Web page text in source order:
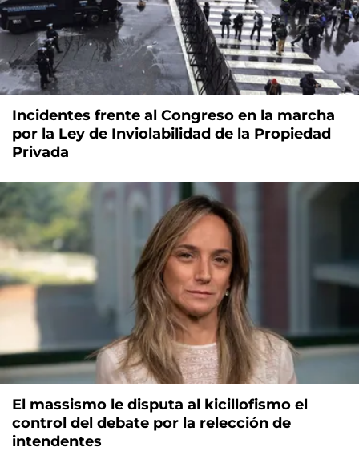
Incidentes frente al Congreso en la marcha
por la Ley de Inviolabilidad de la Propiedad
Privada
El massismo le disputa al kicillofismo el
control del debate por la relección de
intendentes